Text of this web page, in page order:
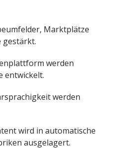
Marktplätze
werden
entwickelt.
werden
wird in automatische
ausgelagert.